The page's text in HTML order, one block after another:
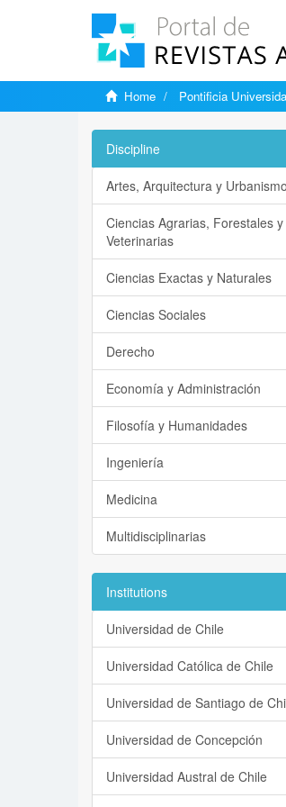
Home Pontificia
Discipline
Artes, Arquitectura y Urbanismo
Ciencias Agrarias, Forestales y
Veterinarias
Ciencias Exactas y Naturales
Ciencias Sociales
Derecho
Economía y Administración
Filosofía y Humanidades
Ingeniería
Medicina
Multidisciplinarias
Institutions
Universidad de Chile
Universidad Católica de Chile
Universidad de Santiago de
Universidad de Concepción
Universidad Austral de Chile